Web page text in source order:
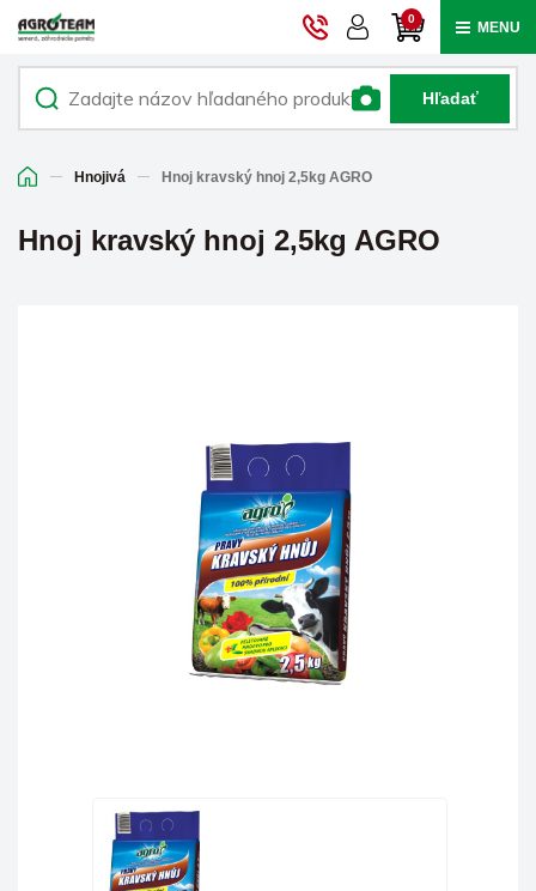
0 MENU
Hľadať
Hnojivá Hnoj kravský hnoj 2,5kg AGRO
Hnoj kravský hnoj 2,5kg AGRO